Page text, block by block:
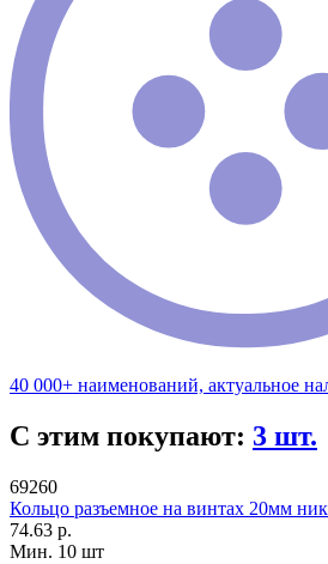
40 000+ наименований, актуальное
С этим покупают: 3 шт.
69260
Кольцо разъемное на винтах 20мм
74.63 р.
Мин. 10 шт